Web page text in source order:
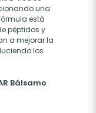
una
está
péptidos y
a mejorar la
los
Bálsamo